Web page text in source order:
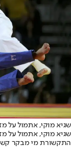
שגיא מוקי, אתמול על
שגיא מוקי, אתמול על
התקשורת מי מבקר